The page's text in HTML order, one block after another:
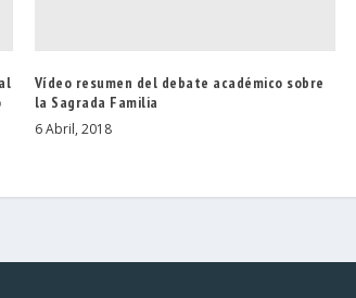
Vídeo resumen del debate académico sobre
la Sagrada Familia
6 Abril, 2018